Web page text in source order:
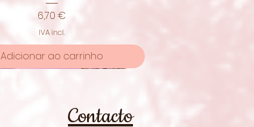
Preço
6,70 €
IVA incl.
Adicionar ao carrinho
Contacto